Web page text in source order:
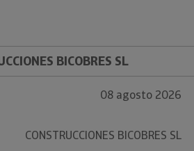
BICOBRES SL
08 agosto 2026
CONSTRUCCIONES BICOBRES SL